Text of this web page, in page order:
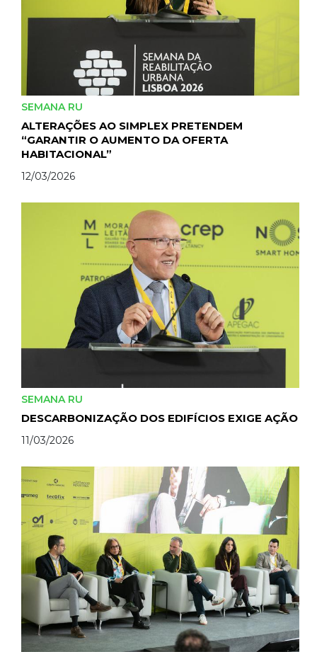
SEMANA RU
ALTERAÇÕES AO SIMPLEX PRETENDEM
“GARANTIR O AUMENTO DA OFERTA
HABITACIONAL”
12/03/2026
SEMANA RU
DESCARBONIZAÇÃO DOS EDIFÍCIOS EXIGE AÇÃO
11/03/2026